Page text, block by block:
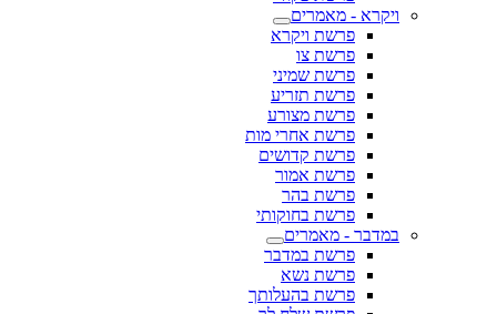
ויקרא - מאמרים
פרשת ויקרא
פרשת צו
פרשת שמיני
פרשת תזריע
פרשת מצורע
פרשת אחרי מות
פרשת קדושים
פרשת אמור
פרשת בהר
פרשת בחוקותי
במדבר - מאמרים
פרשת במדבר
פרשת נשא
פרשת בהעלותך